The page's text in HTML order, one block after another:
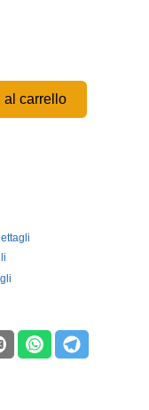
al carrello